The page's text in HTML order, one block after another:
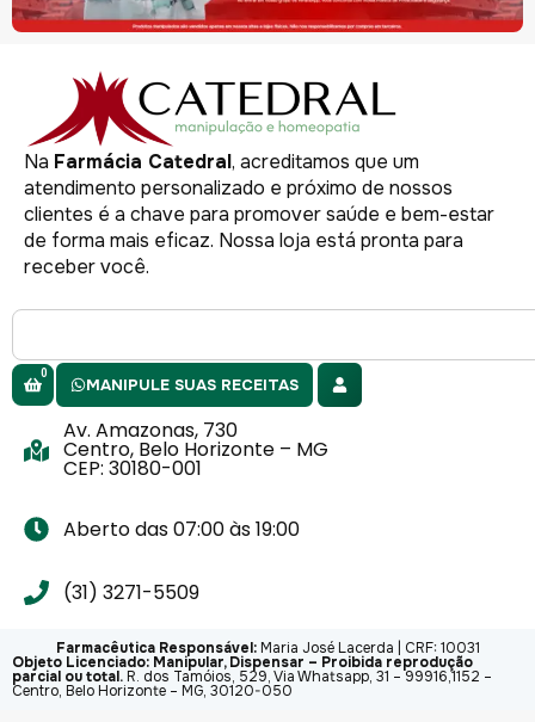
Na Farmácia Catedral, acreditamos que um
atendimento personalizado e próximo de nossos
clientes é a chave para promover saúde e bem-estar
de forma mais eficaz. Nossa loja está pronta para
receber você.
MANIPULE SUAS RECEITAS
0
Av. Amazonas, 730
Centro, Belo Horizonte – MG
CEP: 30180-001
Aberto das 07:00 às 19:00
(31) 3271-5509
Farmacêutica Responsável: Maria José Lacerda | CRF: 10031
Objeto Licenciado: Manipular, Dispensar – Proibida reprodução
parcial ou total. R. dos Tamóios, 529, Via Whatsapp, 31 – 99916,1152 –
Centro, Belo Horizonte – MG, 30120-050